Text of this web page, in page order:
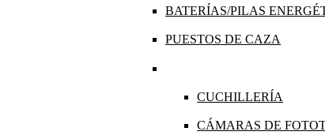
BATERÍAS/PILAS
PUESTOS DE CAZA
CUCHILLERÍA
CÁMARAS DE